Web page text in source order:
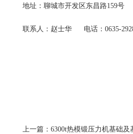
地址：聊城市开发区东昌路159号
联系人：赵士华 电话：0635-
2013年7
上一篇：6300t热模锻压力机基础及